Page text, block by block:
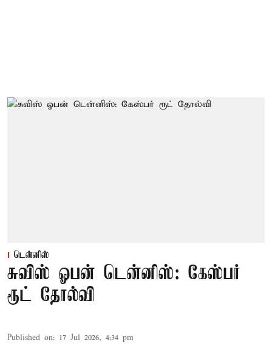
டென்னிஸ்
சுவிஸ் ஓபன் டென்னிஸ்: கேஸ்பர்
ரூட் தோல்வி
Published on: 17 Jul 2026, 4:34 pm